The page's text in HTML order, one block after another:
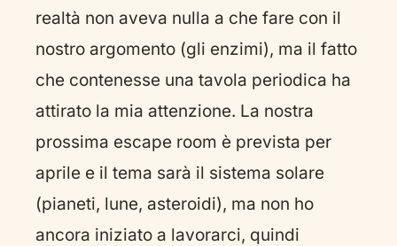
realtà non aveva nulla a che fare con il
nostro argomento (gli enzimi), ma il fatto
che contenesse una tavola periodica ha
attirato la mia attenzione. La nostra
prossima escape room è prevista per
aprile e il tema sarà il sistema solare
(pianeti, lune, asteroidi), ma non ho
ancora iniziato a lavorarci, quindi